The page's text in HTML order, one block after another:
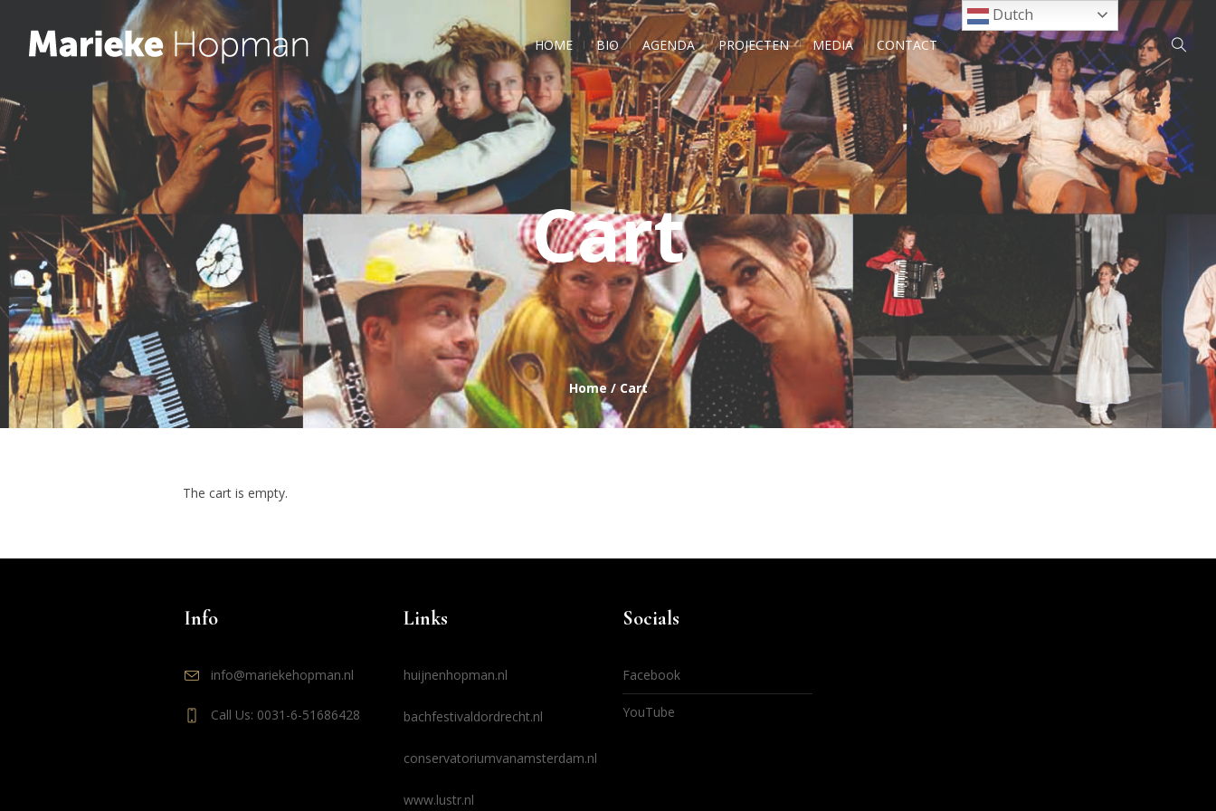
HOME BIO AGENDA PROJECTEN MEDIA CONTACT
Cart
Home /Cart
The cart is empty.
Info
info@mariekehopman.nl
Call Us: 0031-6-51686428
Links
huijnenhopman.nl
bachfestivaldordrecht.nl
conservatoriumvanamsterdam.nl
www.lustr.nl
Socials
Facebook
YouTube
Dutch